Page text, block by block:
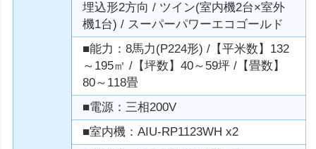
埋込形2方向 / ツイン(室内機2台×室外
機1台) / スーパーパワーエコゴールド
■能力：8馬力(P224形) /【平米数】132
～195㎡ /【坪数】40～59坪 /【畳数】
80～118畳
■電源：三相200V
■室内機：AIU-RP1123WH x2